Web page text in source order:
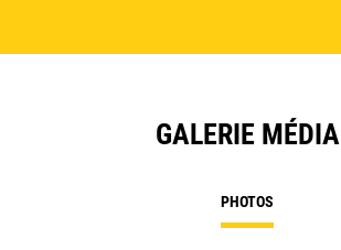
GALERIE MÉDIA
PHOTOS